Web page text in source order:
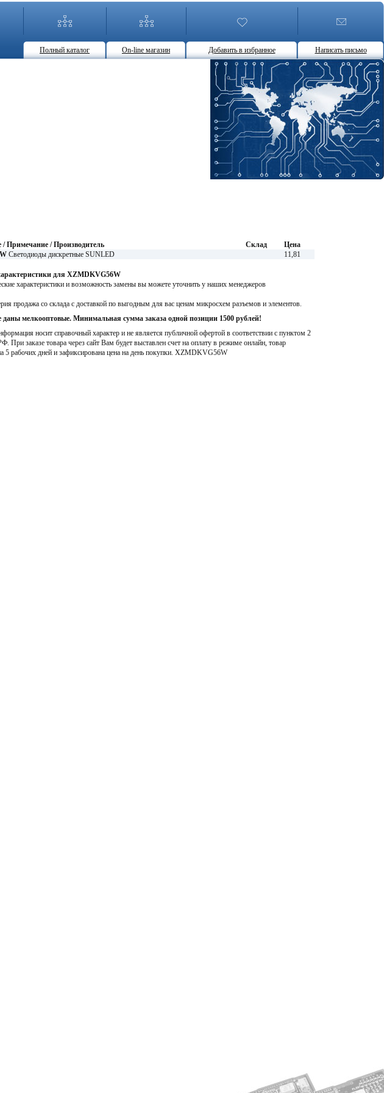
Полный каталог On-line магазин Добавить в избранное Написать письмо
/ Примечание / Производитель Склад
Цена
Светодиоды дискретные SUNLED 11,81
для XZMDKVG56W
характеристики и возможность замены вы можете уточнить у наших менеджеров
продажа со склада с доставкой по выгодным для вас ценам микросхем разъемов и элементов.
даны мелкооптовые. Минимальная сумма заказа одной позиции 1500 рублей!
носит справочный характер и не является публичной офертой в соответствии с пунктом 2
При заказе товара через сайт Вам будет выставлен счет на оплату в режиме онлайн, товар
5 рабочих дней и зафиксирована цена на день покупки. XZMDKVG56W